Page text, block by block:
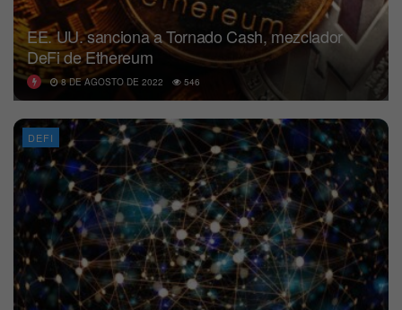
EE. UU. sanciona a Tornado Cash, mezclador
DeFi de Ethereum
8 DE AGOSTO DE 2022 546
DEFI